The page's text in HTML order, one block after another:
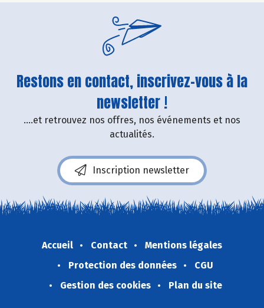
Restons en contact, inscrivez-vous à la
newsletter !
....et retrouvez nos offres, nos événements et nos
actualités.
Inscription newsletter
Accueil Contact
Mentions légales
Protection des données
CGU
Gestion des cookies
Plan du site